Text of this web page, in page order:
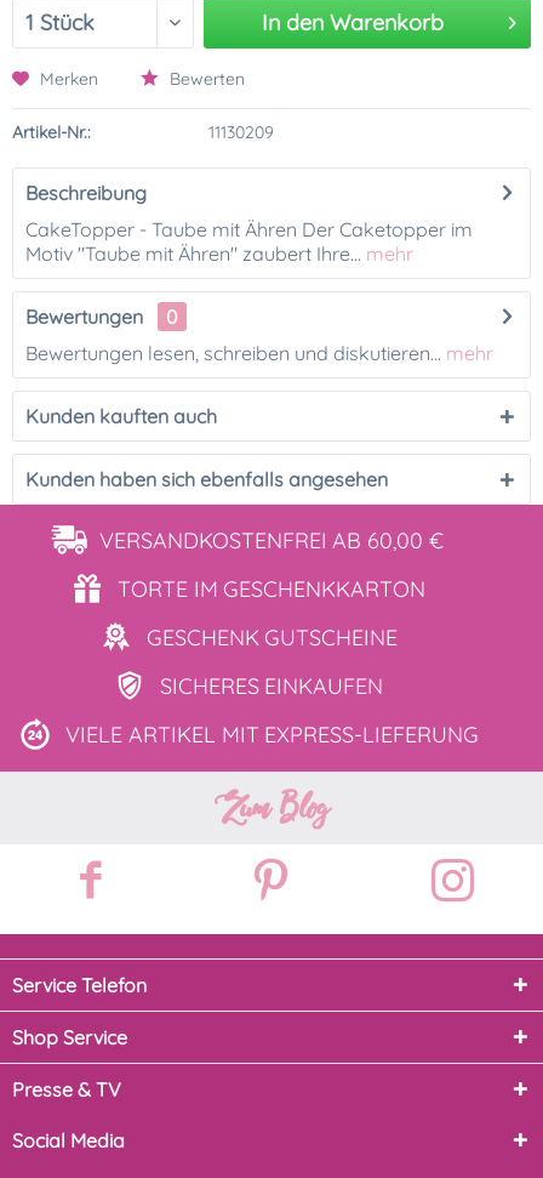
In den Warenkorb
Merken Bewerten
Artikel-Nr.: 11130209
Beschreibung
CakeTopper - Taube mit Ähren Der Caketopper im
Motiv "Taube mit Ähren" zaubert Ihre... mehr
Bewertungen
0
Bewertungen lesen, schreiben und diskutieren... mehr
Kunden kauften auch
Kunden haben sich ebenfalls angesehen
VERSANDKOSTENFREI AB 60,00 €
TORTE IM GESCHENKKARTON
GESCHENK GUTSCHEINE
SICHERES EINKAUFEN
VIELE ARTIKEL MIT EXPRESS-LIEFERUNG
Zum Blog
Service Telefon
Shop Service
Presse & TV
Social Media